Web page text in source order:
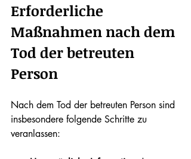
Erforderliche
Maßnahmen nach dem
Tod der betreuten
Person
Nach dem Tod der betreuten Person sind
insbesondere folgende Schritte zu
veranlassen: